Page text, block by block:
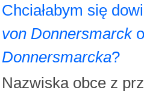
Chciałabym się
von Donnersmarck
Donnersmarcka?
Nazwiska obce z